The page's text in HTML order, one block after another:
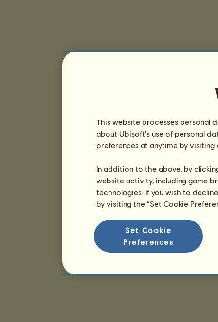
This website processes personal
about Ubisoft's use of personal
preferences at anytime by
In addition to the above, by
website activity, including game
technologies. If you wish to
by visiting the “Set Cookie
Set Cookie
Preferences